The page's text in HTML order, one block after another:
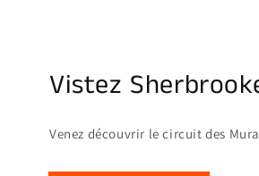
Vistez
Venez découvrir le circuit des